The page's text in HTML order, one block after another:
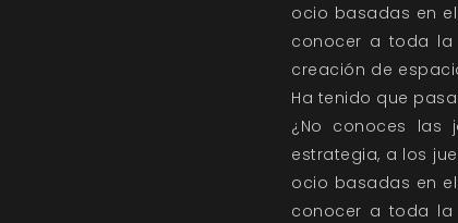
ocio basadas en
conocer a toda la
creación de
Ha tenido que
¿No conoces las
estrategia, a los
ocio basadas en
conocer a toda la